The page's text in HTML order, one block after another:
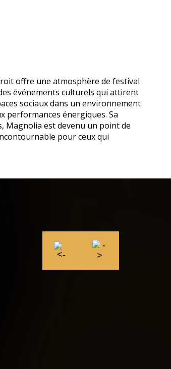
offre une atmosphère de festival
événements culturels qui attirent
sociaux dans un environnement
performances énergiques. Sa
Magnolia est devenu un point de
pour ceux qui